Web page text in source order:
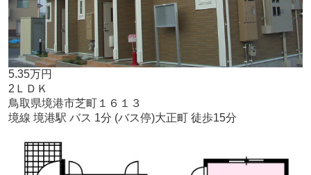
5.35万円
2ＬＤＫ
鳥取県境港市芝町１６１３
境線 境港駅 バス 1分 (バス停)大正町 徒歩15分